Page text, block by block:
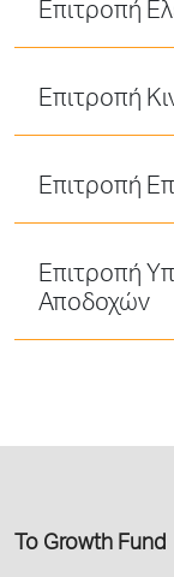
Επιτροπή
Επιτροπή
Επιτροπή
Επιτροπή
Αποδοχών
Το Growth Fund